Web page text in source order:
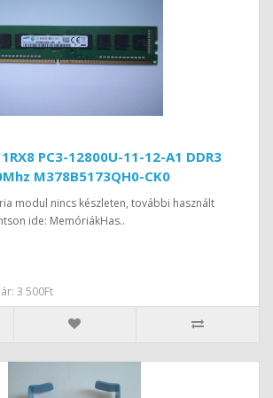
PC3-12800U-11-12-A1 DDR3
M378B5173QH0-CK0
modul nincs készleten, további használt
ide: MemóriákHas..
3 500Ft